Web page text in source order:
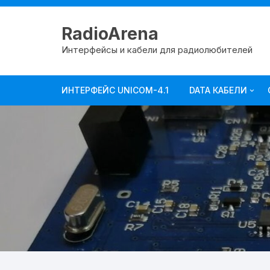
RadioArena
Интерфейсы и кабели для радиолюбителей
ИНТЕРФЕЙС UNICOM-4.1 DATA КАБЕЛИ
ICOM
KENWOOD
Прочие